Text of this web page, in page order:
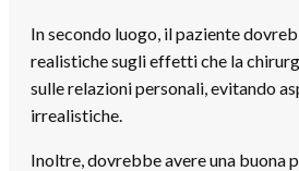
In secondo luogo, il paziente
realistiche sugli effetti che la
sulle relazioni personali, evitando
irrealistiche.
Inoltre, dovrebbe avere una buona